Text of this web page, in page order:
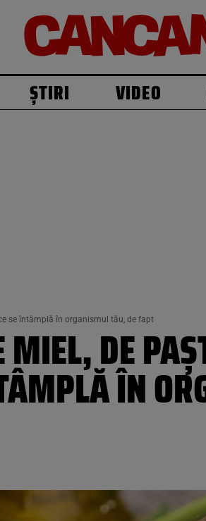
ȘTIRI VIDEO
se întâmplă în organismul tău, de fapt
DE
ÎN